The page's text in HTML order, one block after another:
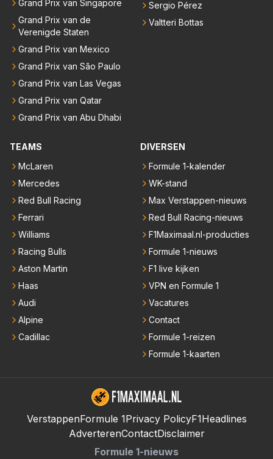
Grand Prix van Singapore
Grand Prix van de
Verenigde Staten
Grand Prix van Mexico
Grand Prix van São Paulo
Grand Prix van Las Vegas
Grand Prix van Qatar
Grand Prix van Abu Dhabi
Sergio Pérez
Valtteri Bottas
TEAMS
McLaren
Mercedes
Red Bull Racing
Ferrari
Williams
Racing Bulls
Aston Martin
Haas
Audi
Alpine
Cadillac
DIVERSEN
Formule 1-kalender
WK-stand
Max Verstappen-nieuws
Red Bull Racing-nieuws
F1Maximaal.nl-producties
Formule 1-nieuws
F1 live kijken
VPN en Formule 1
Vacatures
Contact
Formule 1-reizen
Formule 1-kaarten
VerstappenFormule 1Privacy PolicyF1Headlines
AdverterenContactDisclaimer
Formule 1-nieuws